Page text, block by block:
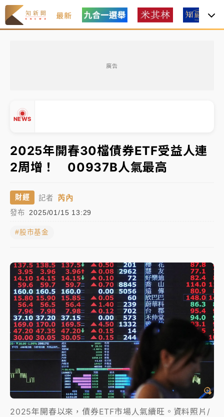
最新
廣告
NEWS
韓股最壞時期已過？大摩估去槓桿完成逾半 波動率降
至2個月低
「白海豚」雨炸新北！通報109件災情 侯友宜揭這類災
損最多
白海豚挾豪雨狂炸新北！時雨量破百毫米 水塔、雨棚
金控第2季海外曝險破31兆創高 日本年增45%居冠
韓股最壞時期已過？大摩估去槓桿完成逾半 波動率降
至2個月低
「白海豚」雨炸新北！通報109件災情 侯友宜揭這類災
損最多
白海豚挾豪雨狂炸新北！時雨量破百毫米 水塔、雨棚
砸落毀車
2025年開春30檔債券ETF受益人連
2周增！ 00937B人氣最高
財經 記者 芮內
發布 2025/01/15 13:29
#股市基金
2025年開春以來，債券ETF市場人氣續旺。資料照片/